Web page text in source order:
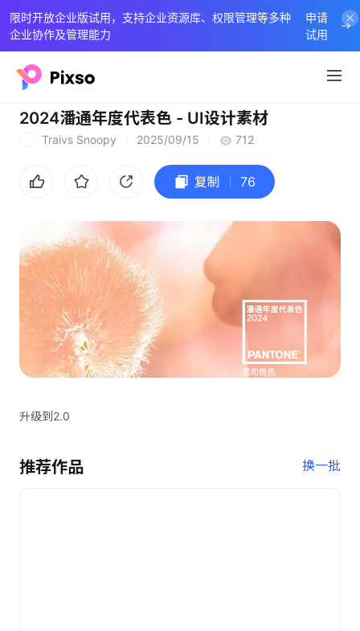
限时开放企业版试用，支持企业资源库、权限管理等多种
企业协作及管理能力
申请
试用
2024潘通年度代表色 - UI设计素材
Traivs Snoopy 2025/09/15 712
复制 76
升级到2.0
推荐作品 换一批